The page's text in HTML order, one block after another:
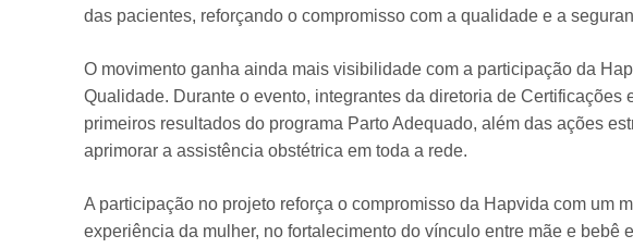
das pacientes, reforçando o compromisso com a qualidade e a
O movimento ganha ainda mais visibilidade com a participação da
Qualidade. Durante o evento, integrantes da diretoria de Certificações
primeiros resultados do programa Parto Adequado, além das ações
aprimorar a assistência obstétrica em toda a rede.
A participação no projeto reforça o compromisso da Hapvida com um
experiência da mulher, no fortalecimento do vínculo entre mãe e bebê